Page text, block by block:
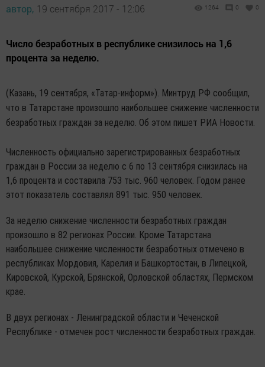
автор, 19 сентября 2017 - 12:06 1264 0 0
Число безработных в республике снизилось на 1,6
процента за неделю.
(Казань, 19 сентября, «Татар-информ»). Минтруд РФ сообщил,
что в Татарстане произошло наибольшее снижение численности
безработных граждан за неделю. Об этом пишет РИА Новости.
Численность официально зарегистрированных безработных
граждан в России за неделю с 6 по 13 сентября снизилась на
1,6 процента и составила 753 тыс. 960 человек. Годом ранее
этот показатель составлял 891 тыс. 950 человек.
За неделю снижение численности безработных граждан
произошло в 82 регионах России. Кроме Татарстана
наибольшее снижение численности безработных отмечено в
республиках Мордовия, Карелия и Башкортостан, в Липецкой,
Кировской, Курской, Брянской, Орловской областях, Пермском
крае.
В двух регионах - Ленинградской области и Чеченской
Республике - отмечен рост численности безработных граждан.